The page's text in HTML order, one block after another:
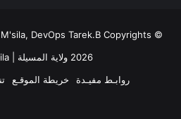
DevOps Tarek.B Copyrights ©
2026 ولاية المسيلة | Wilaya M'sila
روابـط مفيـدة
خريطة الموقـع